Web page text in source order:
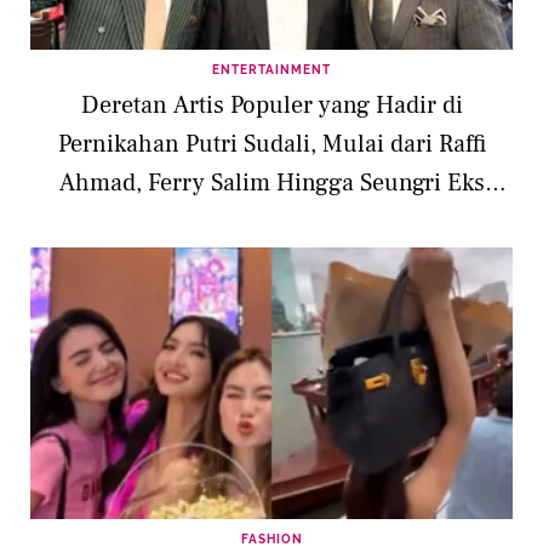
ENTERTAINMENT
Deretan Artis Populer yang Hadir di
Pernikahan Putri Sudali, Mulai dari Raffi
Ahmad, Ferry Salim Hingga Seungri Eks
FASHION